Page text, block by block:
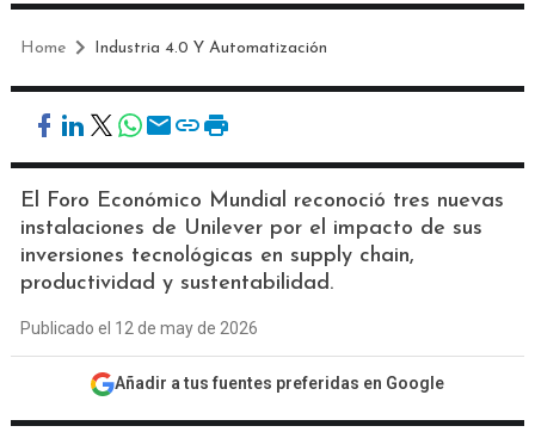
Home Industria 4.0 Y Automatización
El Foro Económico Mundial reconoció tres nuevas
instalaciones de Unilever por el impacto de sus
inversiones tecnológicas en supply chain,
productividad y sustentabilidad.
Publicado el 12 de may de 2026
Añadir a tus fuentes preferidas en Google